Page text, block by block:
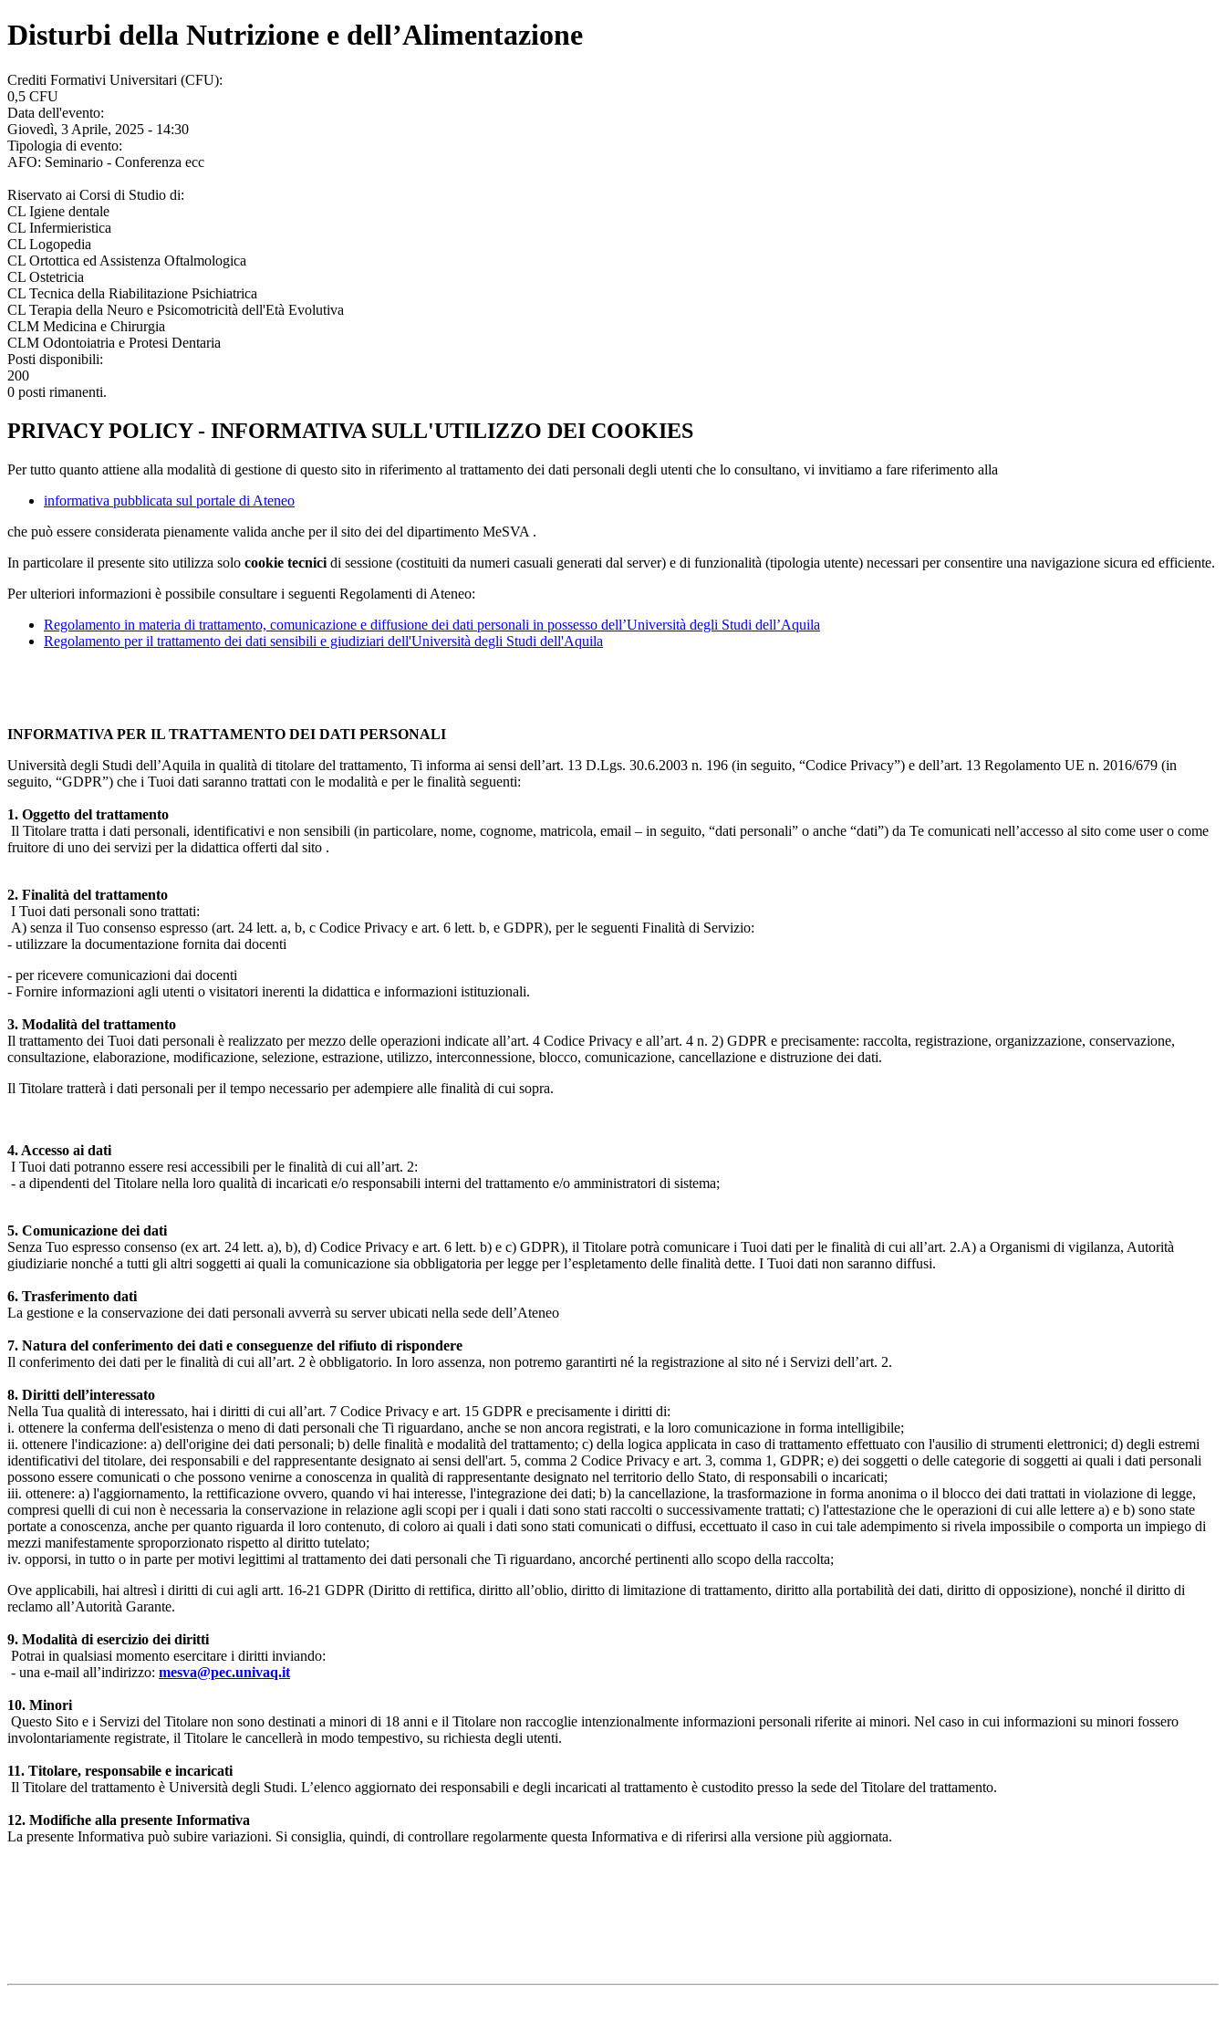
Disturbi della Nutrizione e dell’Alimentazione
Crediti Formativi Universitari (CFU):
0,5 CFU
Data dell'evento:
Giovedì, 3 Aprile, 2025 - 14:30
Tipologia di evento:
AFO: Seminario - Conferenza ecc
Riservato ai Corsi di Studio di:
CL Igiene dentale
CL Infermieristica
CL Logopedia
CL Ortottica ed Assistenza Oftalmologica
CL Ostetricia
CL Tecnica della Riabilitazione Psichiatrica
CL Terapia della Neuro e Psicomotricità dell'Età Evolutiva
CLM Medicina e Chirurgia
CLM Odontoiatria e Protesi Dentaria
Posti disponibili:
200
0 posti rimanenti.
PRIVACY POLICY - INFORMATIVA SULL'UTILIZZO DEI COOKIES
Per tutto quanto attiene alla modalità di gestione di questo sito in riferimento al trattamento dei dati personali degli utenti che lo consultano, vi invitiamo a fare riferimento alla
informativa pubblicata sul portale di Ateneo
che può essere considerata pienamente valida anche per il sito dei del dipartimento MeSVA .
In particolare il presente sito utilizza solo cookie tecnici di sessione (costituiti da numeri casuali generati dal server) e di funzionalità (tipologia utente) necessari per consentire una navigazione sicura ed efficiente.
Per ulteriori informazioni è possibile consultare i seguenti Regolamenti di Ateneo:
Regolamento in materia di trattamento, comunicazione e diffusione dei dati personali in possesso dell’Università degli Studi dell’Aquila
Regolamento per il trattamento dei dati sensibili e giudiziari dell'Università degli Studi dell'Aquila
INFORMATIVA PER IL TRATTAMENTO DEI DATI PERSONALI
Università degli Studi dell’Aquila in qualità di titolare del trattamento, Ti informa ai sensi dell’art. 13 D.Lgs. 30.6.2003 n. 196 (in seguito, “Codice Privacy”) e dell’art. 13 Regolamento UE n. 2016/679 (in
seguito, “GDPR”) che i Tuoi dati saranno trattati con le modalità e per le finalità seguenti:
1. Oggetto del trattamento
Il Titolare tratta i dati personali, identificativi e non sensibili (in particolare, nome, cognome, matricola, email – in seguito, “dati personali” o anche “dati”) da Te comunicati nell’accesso al sito come user o come
fruitore di uno dei servizi per la didattica offerti dal sito .
2. Finalità del trattamento
I Tuoi dati personali sono trattati:
A) senza il Tuo consenso espresso (art. 24 lett. a, b, c Codice Privacy e art. 6 lett. b, e GDPR), per le seguenti Finalità di Servizio:
- utilizzare la documentazione fornita dai docenti
- per ricevere comunicazioni dai docenti
- Fornire informazioni agli utenti o visitatori inerenti la didattica e informazioni istituzionali.
3. Modalità del trattamento
Il trattamento dei Tuoi dati personali è realizzato per mezzo delle operazioni indicate all’art. 4 Codice Privacy e all’art. 4 n. 2) GDPR e precisamente: raccolta, registrazione, organizzazione, conservazione,
consultazione, elaborazione, modificazione, selezione, estrazione, utilizzo, interconnessione, blocco, comunicazione, cancellazione e distruzione dei dati.
Il Titolare tratterà i dati personali per il tempo necessario per adempiere alle finalità di cui sopra.
4. Accesso ai dati
I Tuoi dati potranno essere resi accessibili per le finalità di cui all’art. 2:
- a dipendenti del Titolare nella loro qualità di incaricati e/o responsabili interni del trattamento e/o amministratori di sistema;
5. Comunicazione dei dati
Senza Tuo espresso consenso (ex art. 24 lett. a), b), d) Codice Privacy e art. 6 lett. b) e c) GDPR), il Titolare potrà comunicare i Tuoi dati per le finalità di cui all’art. 2.A) a Organismi di vigilanza, Autorità
giudiziarie nonché a tutti gli altri soggetti ai quali la comunicazione sia obbligatoria per legge per l’espletamento delle finalità dette. I Tuoi dati non saranno diffusi.
6. Trasferimento dati
La gestione e la conservazione dei dati personali avverrà su server ubicati nella sede dell’Ateneo
7. Natura del conferimento dei dati e conseguenze del rifiuto di rispondere
Il conferimento dei dati per le finalità di cui all’art. 2 è obbligatorio. In loro assenza, non potremo garantirti né la registrazione al sito né i Servizi dell’art. 2.
8. Diritti dell’interessato
Nella Tua qualità di interessato, hai i diritti di cui all’art. 7 Codice Privacy e art. 15 GDPR e precisamente i diritti di:
i. ottenere la conferma dell'esistenza o meno di dati personali che Ti riguardano, anche se non ancora registrati, e la loro comunicazione in forma intelligibile;
ii. ottenere l'indicazione: a) dell'origine dei dati personali; b) delle finalità e modalità del trattamento; c) della logica applicata in caso di trattamento effettuato con l'ausilio di strumenti elettronici; d) degli estremi
identificativi del titolare, dei responsabili e del rappresentante designato ai sensi dell'art. 5, comma 2 Codice Privacy e art. 3, comma 1, GDPR; e) dei soggetti o delle categorie di soggetti ai quali i dati personali
possono essere comunicati o che possono venirne a conoscenza in qualità di rappresentante designato nel territorio dello Stato, di responsabili o incaricati;
iii. ottenere: a) l'aggiornamento, la rettificazione ovvero, quando vi hai interesse, l'integrazione dei dati; b) la cancellazione, la trasformazione in forma anonima o il blocco dei dati trattati in violazione di legge,
compresi quelli di cui non è necessaria la conservazione in relazione agli scopi per i quali i dati sono stati raccolti o successivamente trattati; c) l'attestazione che le operazioni di cui alle lettere a) e b) sono state
portate a conoscenza, anche per quanto riguarda il loro contenuto, di coloro ai quali i dati sono stati comunicati o diffusi, eccettuato il caso in cui tale adempimento si rivela impossibile o comporta un impiego di
mezzi manifestamente sproporzionato rispetto al diritto tutelato;
iv. opporsi, in tutto o in parte per motivi legittimi al trattamento dei dati personali che Ti riguardano, ancorché pertinenti allo scopo della raccolta;
Ove applicabili, hai altresì i diritti di cui agli artt. 16-21 GDPR (Diritto di rettifica, diritto all’oblio, diritto di limitazione di trattamento, diritto alla portabilità dei dati, diritto di opposizione), nonché il diritto di
reclamo all’Autorità Garante.
9. Modalità di esercizio dei diritti
Potrai in qualsiasi momento esercitare i diritti inviando:
- una e-mail all’indirizzo: mesva@pec.univaq.it
10. Minori
Questo Sito e i Servizi del Titolare non sono destinati a minori di 18 anni e il Titolare non raccoglie intenzionalmente informazioni personali riferite ai minori. Nel caso in cui informazioni su minori fossero
involontariamente registrate, il Titolare le cancellerà in modo tempestivo, su richiesta degli utenti.
11. Titolare, responsabile e incaricati
Il Titolare del trattamento è Università degli Studi. L’elenco aggiornato dei responsabili e degli incaricati al trattamento è custodito presso la sede del Titolare del trattamento.
12. Modifiche alla presente Informativa
La presente Informativa può subire variazioni. Si consiglia, quindi, di controllare regolarmente questa Informativa e di riferirsi alla versione più aggiornata.